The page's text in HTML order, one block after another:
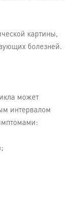
картины,
болезней.
может
интервалом